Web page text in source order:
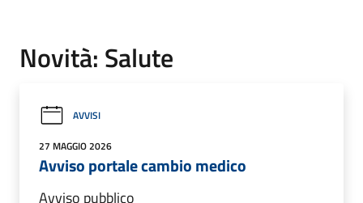
Novità: Salute
AVVISI
27 MAGGIO 2026
Avviso portale cambio medico
Avviso pubblico